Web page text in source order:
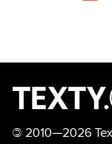
© 2010—2026